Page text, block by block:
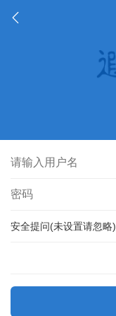
安全提问(未设置请忽略)